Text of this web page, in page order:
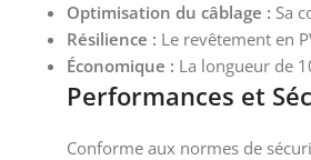
Optimisation du câblage : Sa
Résilience : Le revêtement en
Économique : La longueur de
Performances et
Conforme aux normes de